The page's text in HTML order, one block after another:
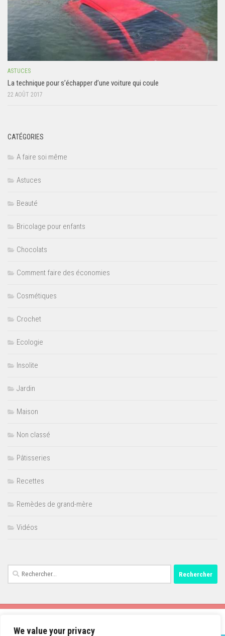
We value your privacy
ASTUCES
La technique pour s’échapper d’une voiture qui coule
22 AOÛT 2017
CATÉGORIES
A faire soi même
Astuces
Beauté
Bricolage pour enfants
Chocolats
Comment faire des économies
Cosmétiques
Crochet
Ecologie
Insolite
Jardin
Maison
Non classé
Pâtisseries
Recettes
Remèdes de grand-mère
Vidéos
Rechercher :